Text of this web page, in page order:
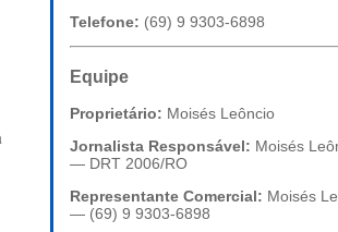
Telefone: (69) 9 9303-6898
Equipe
Proprietário: Moisés Leôncio
Jornalista Responsável: Moisés
— DRT 2006/RO
Representante Comercial: Moisés
— (69) 9 9303-6898